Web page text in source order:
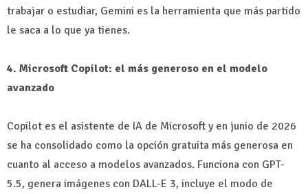
trabajar o estudiar, Gemini es la herramienta que más partido
le saca a lo que ya tienes.
4. Microsoft Copilot: el más generoso en el modelo
avanzado
Copilot es el asistente de IA de Microsoft y en junio de 2026
se ha consolidado como la opción gratuita más generosa en
cuanto al acceso a modelos avanzados. Funciona con GPT-
5.5, genera imágenes con DALL-E 3, incluye el modo de